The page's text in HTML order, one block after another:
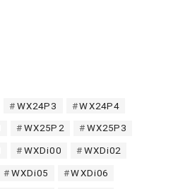
WX24P3 WX24P4
WX25P2 WX25P3
WXDi00 WXDi02
WXDi05 WXDi06